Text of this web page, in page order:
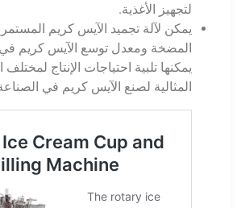
لتجهيز الأغذية.
يمكن لآلة تجميد الآيس كريم
المضخة ومعدل توسع الآيس كريم
يمكنها تلبية احتياجات الإنتاج
المثالية لصنع الآيس كريم في